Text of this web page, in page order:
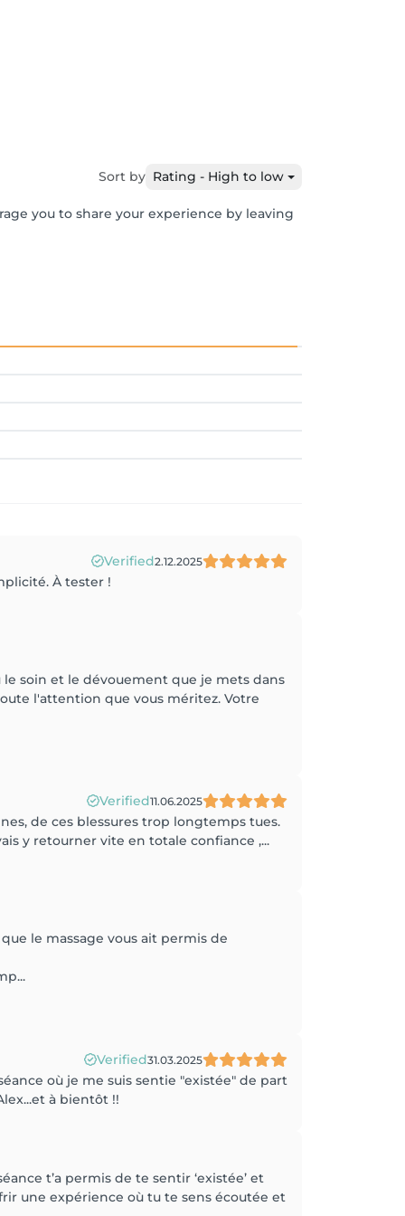
Sort by Rating - High to low
you to share your experience by leaving
Verified2.12.2025
À tester !
soin et le dévouement que je mets dans
l'attention que vous méritez. Votre
Verified11.06.2025
de ces blessures trop longtemps tues.
y retourner vite en totale confiance ,...
le massage vous ait permis de
Verified31.03.2025
où je me suis sentie "existée" de part
à bientôt !!
t’a permis de te sentir ‘existée’ et
une expérience où tu te sens écoutée et